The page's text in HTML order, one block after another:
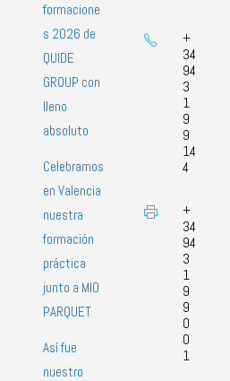
formacione
s 2026 de
QUIDE
GROUP con
lleno
absoluto
Celebramos
en Valencia
nuestra
formación
práctica
junto a MIO
PARQUET
Así fue
nuestro
+
34
94
3
1
9
9
14
4
+
34
94
3
1
9
9
0
0
1